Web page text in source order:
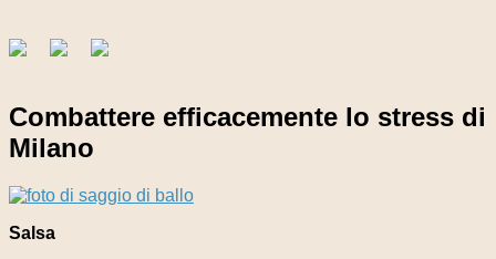
Combattere efficacemente lo stress di
Milano
Salsa